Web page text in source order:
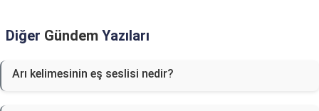
Diğer Gündem Yazıları
Arı kelimesinin eş seslisi nedir?